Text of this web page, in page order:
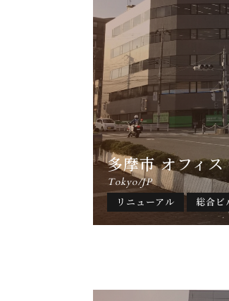
多摩市 オフィス
Tokyo/JP
リニューアル 総合ビ